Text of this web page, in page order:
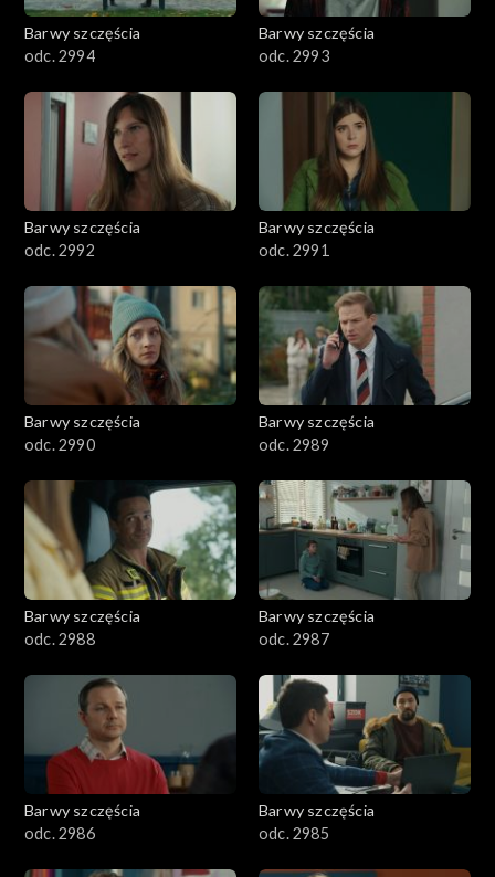
2001–2100
1801–1900
1701–1800
1601–1700
1501–1600
1401–1500
1301–1400
1101–1200
1001–1100
901–1000
801–900
782–800
Barwy szczęścia
odc. 2994
Barwy szczęścia
odc. 2993
Barwy szczęścia
odc. 2992
Barwy szczęścia
odc. 2991
Barwy szczęścia
odc. 2990
Barwy szczęścia
odc. 2989
Barwy szczęścia
odc. 2988
Barwy szczęścia
odc. 2987
Barwy szczęścia
odc. 2986
Barwy szczęścia
odc. 2985